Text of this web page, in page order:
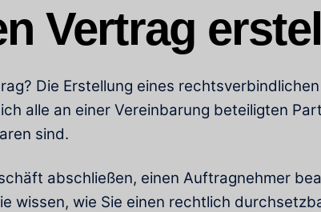
Vertrag
Die Erstellung eines
alle an einer Vereinbarung beteiligten
sind.
abschließen, einen Auftragnehmer
wissen, wie Sie einen rechtlich